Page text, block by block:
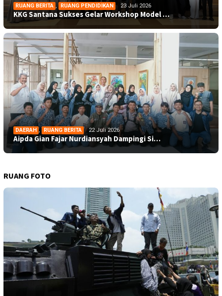
RUANG BERITA , RUANG PENDIDIKAN 23 Juli 2026
KKG Santana Sukses Gelar Workshop Model …
DAERAH , RUANG BERITA 22 Juli 2026
Aipda Gian Fajar Nurdiansyah Dampingi Si…
RUANG FOTO